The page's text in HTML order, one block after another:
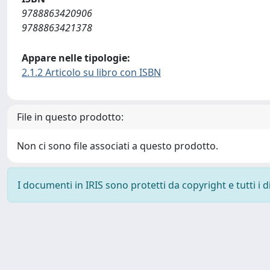
9788863420906
9788863421378
Appare nelle tipologie:
2.1.2 Articolo su libro con ISBN
File in questo prodotto:
Non ci sono file associati a questo prodotto.
I documenti in IRIS sono protetti da copyright e tutti i